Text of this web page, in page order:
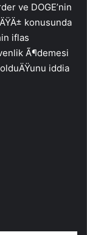
ve DOGE’nin
konusunda
iflas
Ã¶demesi
iddia